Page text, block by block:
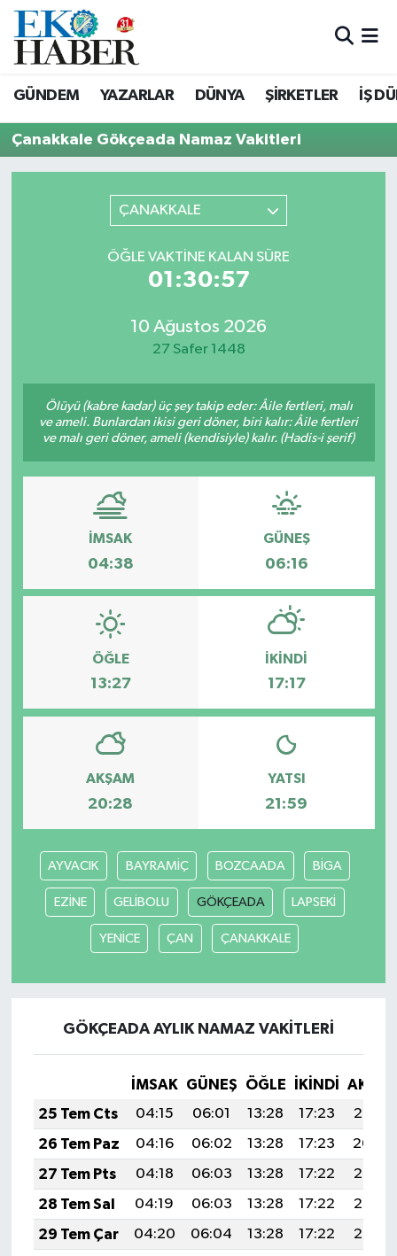
GÜNDEM YAZARLAR DÜNYA ŞİRKETLER İŞ
Çanakkale Gökçeada Namaz Vakitleri
ÇANAKKALE
ÖĞLE VAKTINE KALAN SÜRE
01:30:57
10 Ağustos 2026
27 Safer 1448
Ölüyü (kabre kadar) üç şey takip eder: Âile fertleri, malı
ve ameli. Bunlardan ikisi geri döner, biri kalır: Âile fertleri
ve malı geri döner, ameli (kendisiyle) kalır. (Hadis-i şerif)
İMSAK
04:38
GÜNEŞ
06:16
ÖĞLE
13:27
İKINDI
17:17
AKŞAM
20:28
YATSI
21:59
AYVACIK BAYRAMİÇ BOZCAADA BİGA
EZİNE GELİBOLU GÖKÇEADA LAPSEKİ
YENİCE ÇAN ÇANAKKALE
GÖKÇEADA AYLIK NAMAZ VAKITLERI
İMSAK GÜNEŞ ÖĞLE İKINDI
25 Tem Cts
04:15 06:01 13:28 17:23
20:45
26 Tem Paz
04:16 06:02 13:28 17:23
20:44
27 Tem Pts
04:18 06:03 13:28 17:22
20:43
28 Tem Sal
04:19 06:03 13:28 17:22
20:43
29 Tem Çar
04:20 06:04 13:28 17:22
20:42
Hava Durumu
Süper Lig Puan Durumu ve Fikstür
Tüm Manşetler
Son Dakika Haberleri